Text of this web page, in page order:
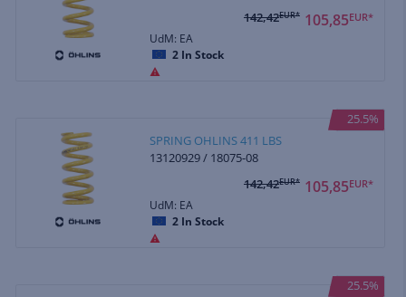
105,85EUR*
142,42EUR*
UdM: EA
2 In Stock
25.5%
SPRING OHLINS 411 LBS
13120929 / 18075-08
105,85EUR*
142,42EUR*
UdM: EA
2 In Stock
25.5%